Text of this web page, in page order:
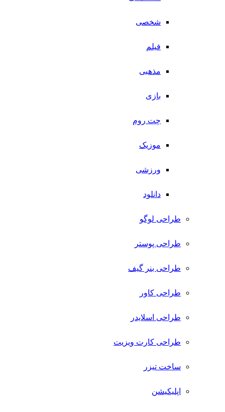
شخصی
فیلم
مذهبی
بازی
چت روم
موزیک
ورزشی
دانلود
طراحی لوگو
طراحی پوستر
طراحی بنر گیف
طراحی کاور
طراحی اسلایدر
طراحی کارت ویزیت
ساخت تیزر
اپلیکیشن